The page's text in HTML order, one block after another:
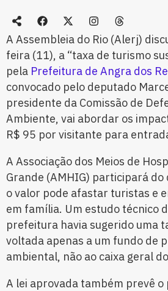
A Assembleia do Rio (Alerj)
feira (11), a “taxa de turismo
pela Prefeitura de Angra dos
convocado pelo deputado
presidente da Comissão de
Ambiente, vai abordar os
R$ 95 por visitante para
A Associação dos Meios de
Grande (AMHIG) participará
o valor pode afastar turistas e
em família. Um estudo técnico
prefeitura havia sugerido uma
voltada apenas a um fundo de
ambiental, não ao caixa geral
A lei aprovada também prevê o